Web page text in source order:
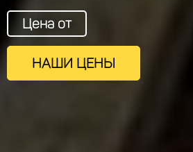
Цена от
НАШИ ЦЕНЫ